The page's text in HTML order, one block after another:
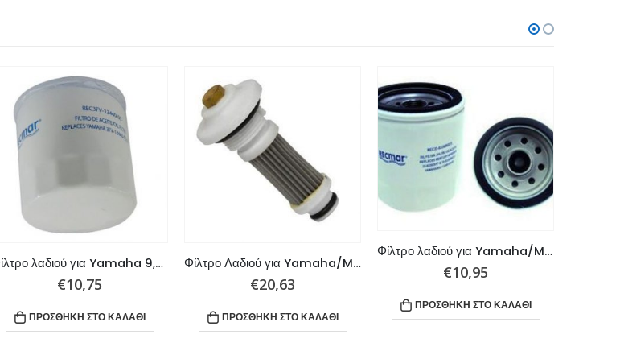
Φίλτρο λαδιού για Yamaha 9,9-100hp
€10,75
ΠΡΟΣΘΉΚΗ ΣΤΟ ΚΑΛΆΘΙ
Φίλτρο Λαδιού για Yamaha/Mercury
€20,63
ΠΡΟΣΘΉΚΗ ΣΤΟ ΚΑΛΆΘΙ
Φίλτρο λαδιού για Yamaha/Mercury
€10,95
ΠΡΟΣΘΉΚΗ ΣΤΟ ΚΑΛΆΘΙ